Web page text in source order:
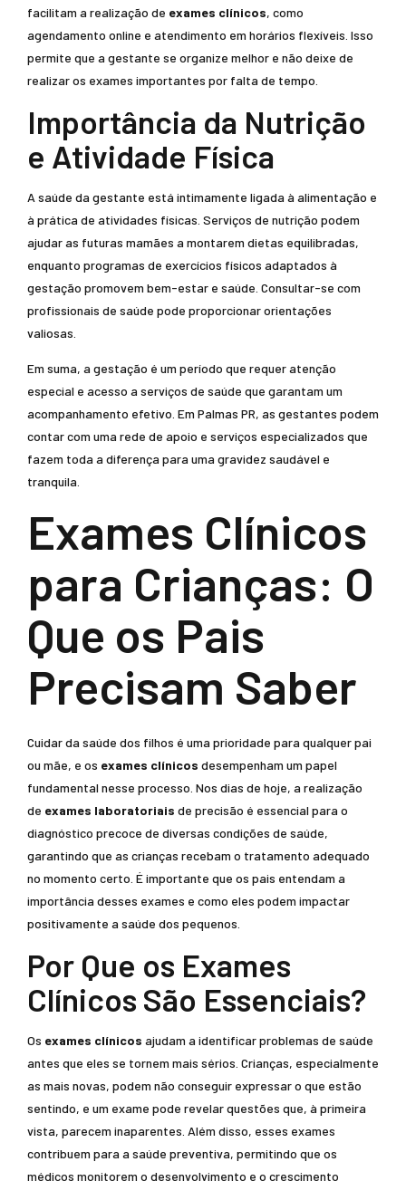
facilitam a realização de exames clínicos, como
agendamento online e atendimento em horários flexíveis. Isso
permite que a gestante se organize melhor e não deixe de
realizar os exames importantes por falta de tempo.
Importância da Nutrição
e Atividade Física
A saúde da gestante está intimamente ligada à alimentação e
à prática de atividades físicas. Serviços de nutrição podem
ajudar as futuras mamães a montarem dietas equilibradas,
enquanto programas de exercícios físicos adaptados à
gestação promovem bem-estar e saúde. Consultar-se com
profissionais de saúde pode proporcionar orientações
valiosas.
Em suma, a gestação é um período que requer atenção
especial e acesso a serviços de saúde que garantam um
acompanhamento efetivo. Em Palmas PR, as gestantes podem
contar com uma rede de apoio e serviços especializados que
fazem toda a diferença para uma gravidez saudável e
tranquila.
Exames Clínicos
para Crianças: O
Que os Pais
Precisam Saber
Cuidar da saúde dos filhos é uma prioridade para qualquer pai
ou mãe, e os exames clínicos desempenham um papel
fundamental nesse processo. Nos dias de hoje, a realização
de exames laboratoriais de precisão é essencial para o
diagnóstico precoce de diversas condições de saúde,
garantindo que as crianças recebam o tratamento adequado
no momento certo. É importante que os pais entendam a
importância desses exames e como eles podem impactar
positivamente a saúde dos pequenos.
Por Que os Exames
Clínicos São Essenciais?
Os exames clínicos ajudam a identificar problemas de saúde
antes que eles se tornem mais sérios. Crianças, especialmente
as mais novas, podem não conseguir expressar o que estão
sentindo, e um exame pode revelar questões que, à primeira
vista, parecem inaparentes. Além disso, esses exames
contribuem para a saúde preventiva, permitindo que os
médicos monitorem o desenvolvimento e o crescimento